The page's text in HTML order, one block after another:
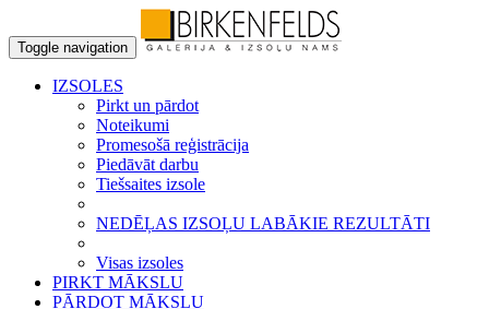
Toggle navigation
IZSOLES
Pirkt un pārdot
Noteikumi
Promesošā reģistrācija
Piedāvāt darbu
Tiešsaites izsole
NEDĒĻAS IZSOĻU LABĀKIE REZULTĀTI
Visas izsoles
PIRKT MĀKSLU
PĀRDOT MĀKSLU